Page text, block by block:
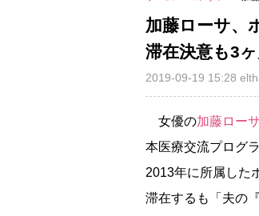
加藤ローサ、
滞在決意も3
2019-09-19 15:28
女優の加藤ローサ
本医療交流プログ
2013年に所属した
滞在するも「夫の